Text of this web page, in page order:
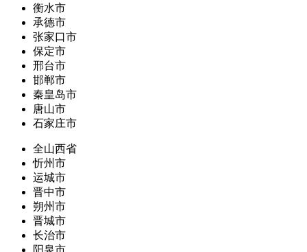
衡水市
承德市
张家口市
保定市
邢台市
邯郸市
秦皇岛市
唐山市
石家庄市
全山西省
忻州市
运城市
晋中市
朔州市
晋城市
长治市
阳泉市